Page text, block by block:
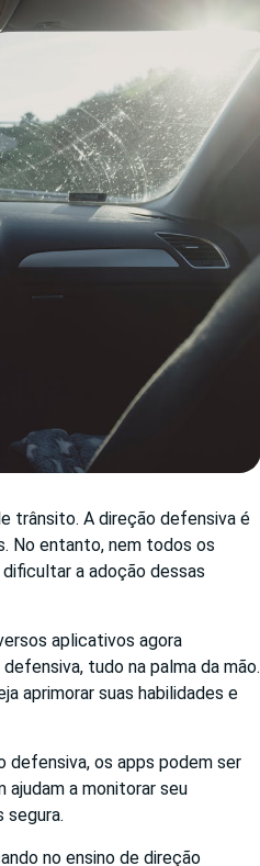
trânsito. A direção defensiva é
No entanto, nem todos os
a adoção dessas
aplicativos agora
tudo na palma da mão.
aprimorar suas habilidades e
defensiva, os apps podem ser
a monitorar seu
segura.
no ensino de direção